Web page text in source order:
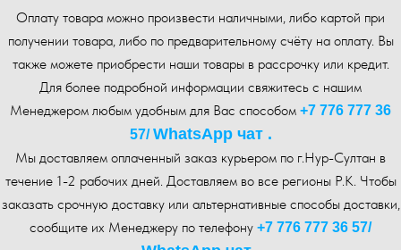
Оплату товара можно произвести наличными, либо картой при
получении товара, либо по предварительному счёту на оплату. Вы
также можете приобрести наши товары в рассрочку или кредит.
Для более подробной информации свяжитесь с нашим
Менеджером любым удобным для Вас способом +7 776 777 36
57/WhatsA pp чат .
Мы доставляем оплаченный заказ курьером по г.Нур-Cултан в
течение 1-2 рабочих дней. Доставляем во все регионы Р.К. Чтобы
заказать срочную доставку или альтернативные способы доставки,
сообщите их Менеджеру по телефону +7 776 777 36 57/